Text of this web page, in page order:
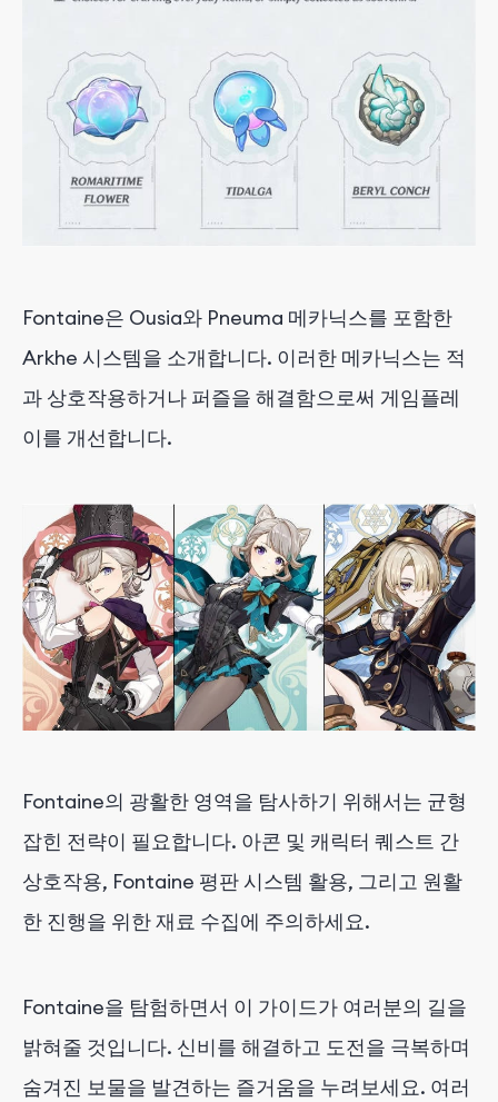
Fontaine은 Ousia와 Pneuma 메카닉스를 포함한
Arkhe 시스템을 소개합니다. 이러한 메카닉스는 적
과 상호작용하거나 퍼즐을 해결함으로써 게임플레
이를 개선합니다.
Fontaine의 광활한 영역을 탐사하기 위해서는 균형
잡힌 전략이 필요합니다. 아콘 및 캐릭터 퀘스트 간
상호작용, Fontaine 평판 시스템 활용, 그리고 원활
한 진행을 위한 재료 수집에 주의하세요.
Fontaine을 탐험하면서 이 가이드가 여러분의 길을
밝혀줄 것입니다. 신비를 해결하고 도전을 극복하며
숨겨진 보물을 발견하는 즐거움을 누려보세요. 여러